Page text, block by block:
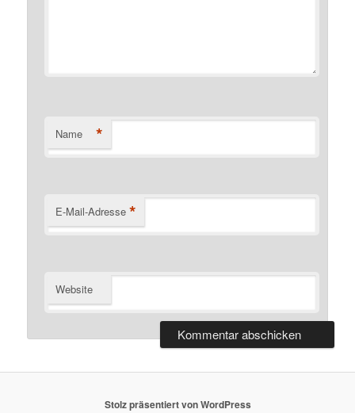
Name *
E-Mail-Adresse *
Website
Stolz präsentiert von WordPress